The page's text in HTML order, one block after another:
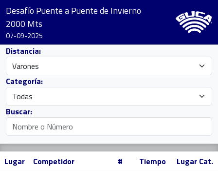
Desafío Puente a Puente de Invierno
2000 Mts
07-09-2025
Distancia:
Categoría:
Buscar:
Lugar Competidor # Tiempo
Lugar Cat.